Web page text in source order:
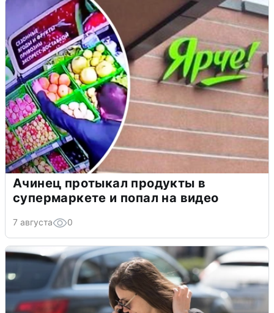
Ачинец протыкал продукты в
супермаркете и попал на видео
7 августа 0